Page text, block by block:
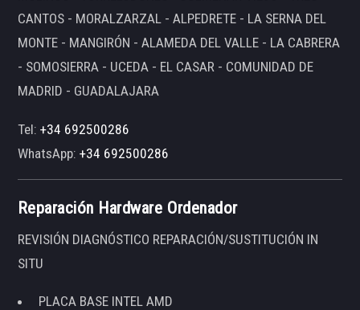
CANTOS - MORALZARZAL - ALPEDRETE - LA SERNA DEL
MONTE - MANGIRÓN - ALAMEDA DEL VALLE - LA CABRERA
- SOMOSIERRA - UCEDA - EL CASAR - COMUNIDAD DE
MADRID - GUADALAJARA
Tel:+34 692500286
WhatsApp:+34 692500286
Reparación Hardware Ordenador
REVISIÓN DIAGNÓSTICO REPARACIÓN/SUSTITUCIÓN IN
SITU
PLACA BASE INTEL AMD